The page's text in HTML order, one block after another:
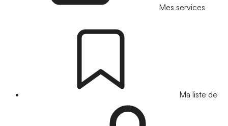
Mes services
Ma liste de